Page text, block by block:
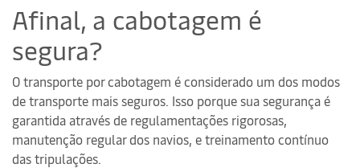
Afinal, a cabotagem é
segura?
O transporte por cabotagem é considerado um dos modos
de transporte mais seguros. Isso porque sua segurança é
garantida através de regulamentações rigorosas,
manutenção regular dos navios, e treinamento contínuo
das tripulações.